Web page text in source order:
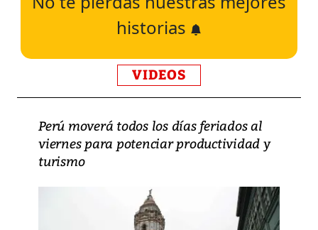
historias
VIDEOS
Perú moverá todos los días feriados al
viernes para potenciar productividad y
turismo